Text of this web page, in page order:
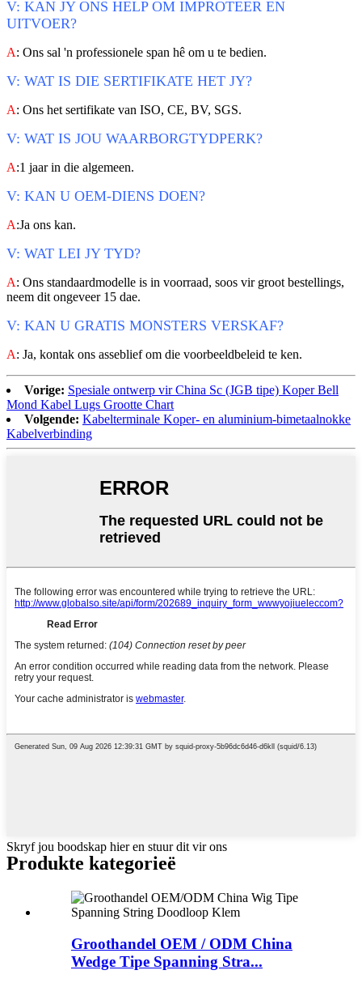
V: KAN JY ONS HELP OM IMPROTEER EN
UITVOER?
A: Ons sal 'n professionele span hê om u te bedien.
V: WAT IS DIE SERTIFIKATE HET JY?
A: Ons het sertifikate van ISO, CE, BV, SGS.
V: WAT IS JOU WAARBORGTYDPERK?
A:1 jaar in die algemeen.
V: KAN U OEM-DIENS DOEN?
A:Ja ons kan.
V: WAT LEI JY TYD?
A: Ons standaardmodelle is in voorraad, soos vir groot bestellings,
neem dit ongeveer 15 dae.
V: KAN U GRATIS MONSTERS VERSKAF?
A: Ja, kontak ons ​​asseblief om die voorbeeldbeleid te ken.
Vorige: Spesiale ontwerp vir China Sc (JGB tipe) Koper Bell
Mond Kabel Lugs Grootte Chart
Volgende: Kabelterminale Koper- en aluminium-bimetaalnokke
Kabelverbinding
Skryf jou boodskap hier en stuur dit vir ons
Produkte kategorieë
Groothandel OEM / ODM China
Wedge Tipe Spanning Stra...